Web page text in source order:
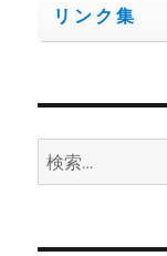
リンク集
検
索: